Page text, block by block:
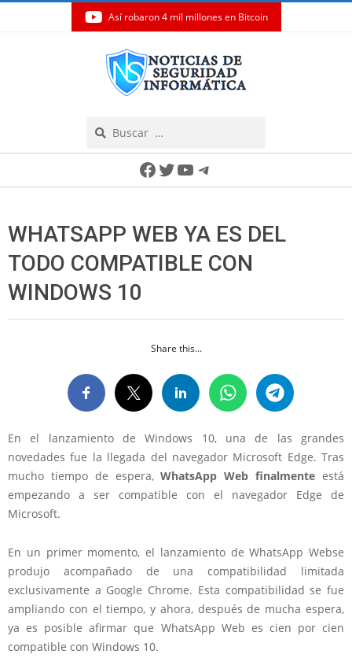
Así robaron 4 mil millones en Bitcoin
Facebook
Twitter
YouTube
Telegram
WHATSAPP WEB YA ES DEL
TODO COMPATIBLE CON
WINDOWS 10
Share this...
En el lanzamiento deWindows 10, una de las grandes
novedades fue la llegada del navegador Microsoft Edge. Tras
mucho tiempo de espera,WhatsApp Web finalmente está
empezando a ser compatible con el navegador Edge de
Microsoft.
En un primer momento, el lanzamiento de WhatsApp Webse
produjo acompañado de una compatibilidad limitada
exclusivamente a Google Chrome. Esta compatibilidad se fue
ampliando con el tiempo, y ahora, después de mucha espera,
ya es posible afirmar que WhatsApp Web es cien por cien
compatible con Windows 10.